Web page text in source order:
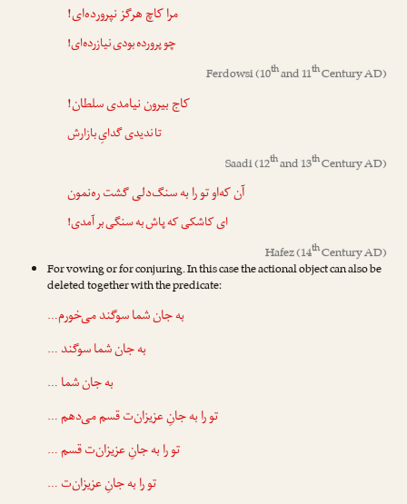
مرا کاچ هرگز نپرورده‌ای!
چو پرورده بودی نیازرده‌ای!
Ferdowsi(10thand 11thCentury AD)
کاج بیرون نیامدی سلطان!
تا ندیدی گدایِ بازارش
Saadi(12thand 13thCentury AD)
آن که‌او تو را به سنگ‌دلی گشت ره‌نمون
ای کاشکی که پاش به سنگی بر آمدی!
Hafez(14thCentury AD)
For vowing or for conjuring. In this case the actional object can also be
deleted together with the predicate:
به جان شما سوگند می‌خورم…
به جان شما سوگند …
به جان شما …
تو را به جانِ عزیزان‌ت قسم می‌دهم …
تو را به جانِ عزیزان‌ت قسم …
تو را به جانِ عزیزان‌ت …